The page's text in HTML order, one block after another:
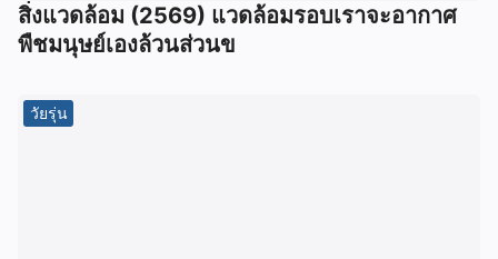
สิ่งแวดล้อม (2569) แวดล้อมรอบเราจะอากาศ
พืชมนุษย์เองล้วนส่วนข
วัยรุ่น